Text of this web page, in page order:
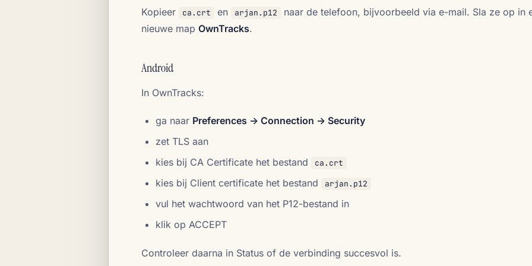
Kopieer ca.crt en arjan.p12
naar de telefoon, bijvoorbeeld via e-mail. Sla ze op in
nieuwe map OwnTracks.
Android
In OwnTracks:
ga naar Preferences -> Connection -> Security
zet TLS aan
kies bij CA Certificate het bestand
ca.crt
kies bij Client certificate het bestand arjan.p12
vul het wachtwoord van het P12-bestand in
klik op ACCEPT
Controleer daarna in Status of de verbinding succesvol is.